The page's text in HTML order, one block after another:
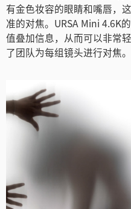
United States
有金色妆容的眼睛和嘴唇，
准的对焦。URSA Mini 4.6K
值叠加信息，从而可以非常
了团队为每组镜头进行对焦。